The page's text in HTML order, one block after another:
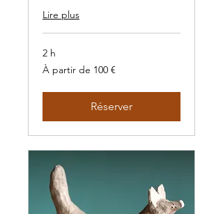
Lire plus
2 h
À
partir
À partir de 100 €
Réserver